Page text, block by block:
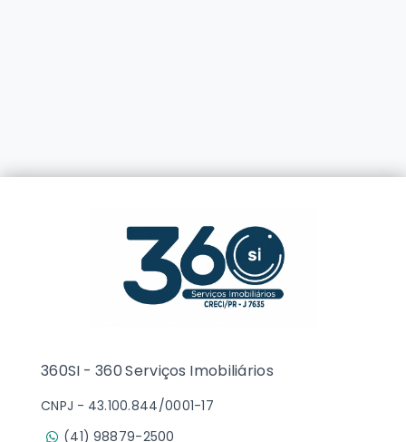
360SI - 360 Serviços Imobiliários
CNPJ - 43.100.844/0001-17
(41) 98879-2500